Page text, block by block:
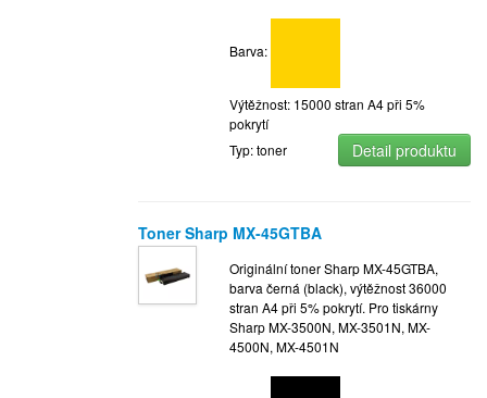
Barva:
Výtěžnost: 15000 stran A4 při 5%
pokrytí
Typ: toner
Detail produktu
Toner Sharp MX-45GTBA
Originální toner Sharp MX-45GTBA,
barva černá (black), výtěžnost 36000
stran A4 při 5% pokrytí. Pro tiskárny
Sharp MX-3500N, MX-3501N, MX-
4500N, MX-4501N